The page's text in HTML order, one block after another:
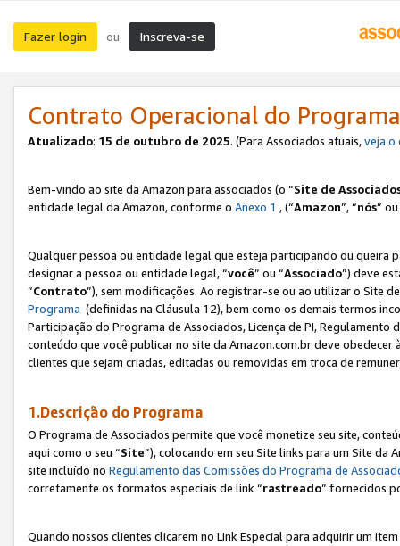
Fazer login ou Inscreva-se
Contrato Operacional do
Atualizado: 15 de outubro de 2025. (Para Associados atuais,veja o
Bem-vindo ao site da Amazon para associados (o “Site de
entidade legal da Amazon, conforme o Anexo 1 , (“Amazon”, “nós”
Qualquer pessoa ou entidade legal que esteja participando ou queira
designar a pessoa ou entidade legal, “você” ou “Associado”) deve
“Contrato”), sem modificações. Ao registrar-se ou ao utilizar o Site
Programa (definidas na Cláusula 12), bem como os demais termos
Participação do Programa de Associados, Licença de PI,
conteúdo que você publicar no site da Amazon.com.br deve
clientes que sejam criadas, editadas ou removidas em troca de
1.Descrição do Programa
O Programa de Associados permite que você monetize seu site,
aqui como o seu “Site”), colocando em seu Site links para um Site da
site incluído no Regulamento das Comissões do Programa de
corretamente os formatos especiais de link “rastreado” fornecidos
Quando nossos clientes clicarem no Link Especial para adquirir um